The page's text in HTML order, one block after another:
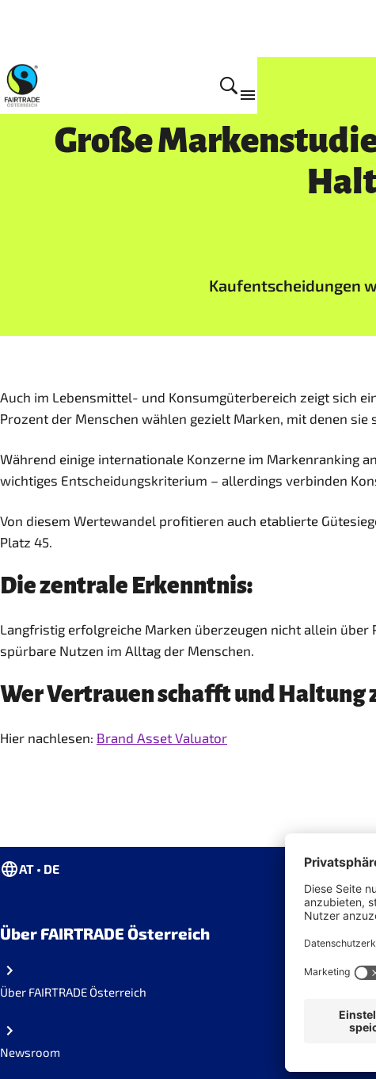
Aktuelles
Große
Kaufentscheidungen
Auch im Lebensmittel- und Konsumgüterbereich zeigt sich
Prozent der Menschen wählen gezielt Marken, mit denen
Während einige internationale Konzerne im Markenranking
wichtiges Entscheidungskriterium – allerdings verbinden
Von diesem Wertewandel profitieren auch etablierte
Platz 45.
Die zentrale Erkenntnis:
Langfristig erfolgreiche Marken überzeugen nicht allein
spürbare Nutzen im Alltag der Menschen.
Wer Vertrauen schafft und
Hier nachlesen: Brand Asset Valuator
AT • DE
Über FAIRTRADE Österreich
Über FAIRTRADE Österreich
Newsroom